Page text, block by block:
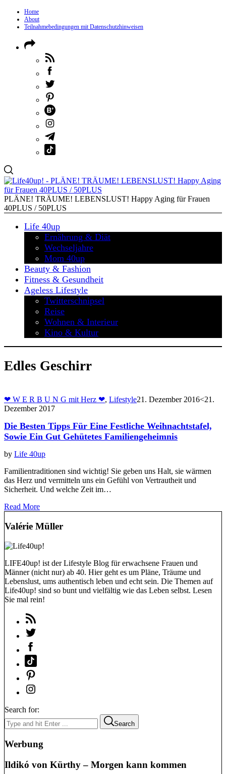
Home
About
Teilnahmebedingungen mit Datenschutzhinweisen
PLÄNE! TRÄUME! LEBENSLUST! Happy Aging für Frauen
40PLUS / 50PLUS
Life 40up
Ernährung & Diät
Wechseljahre
Mom 40up
Beauty & Fashion
Fitness & Gesundheit
Ageless Lifestyle
Twitterschnipsel
Reise
Wohnen & Interieur
Kino & Kultur
Edles Geschirr
❤ W E R B U N G mit Herz ❤, Lifestyle21. Dezember 2016<21.
Dezember 2017
Die Besten Tipps Für Eine Festliche Weihnachtstafel,
Sowie Ein Gut Gehütetes Familiengeheimnis
by Life 40up
Familientraditionen sind wichtig! Sie geben uns Halt, sie wärmen
das Herz und vermitteln uns ein Gefühl von Vertrautheit und
Sicherheit. Und welche Zeit im…
Read More
Valérie Müller
LIFE40up! ist der Lifestyle Blog für erwachsene Frauen und
Männer (nicht nur) ab 40. Hier geht es um Pläne, Träume und
Lebenslust, ums authentisch leben und echt sein. Die Themen auf
Life40up! sind so bunt und vielfältig wie das Leben selbst. Lesen
Sie mal rein!
Search for:
Search
Werbung
Ildikó von Kürthy – Morgen kann kommen